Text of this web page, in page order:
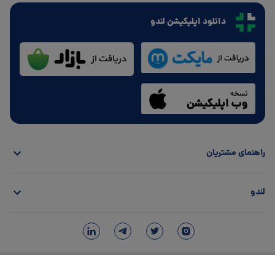
دانلود اپلیکیشن لندو
راهنمای مشتریان
لندو